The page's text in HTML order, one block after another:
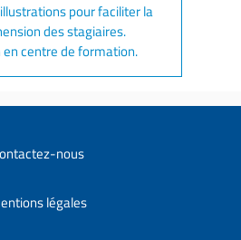
pour faciliter la
des stagiaires.
centre de formation.
nous
légales